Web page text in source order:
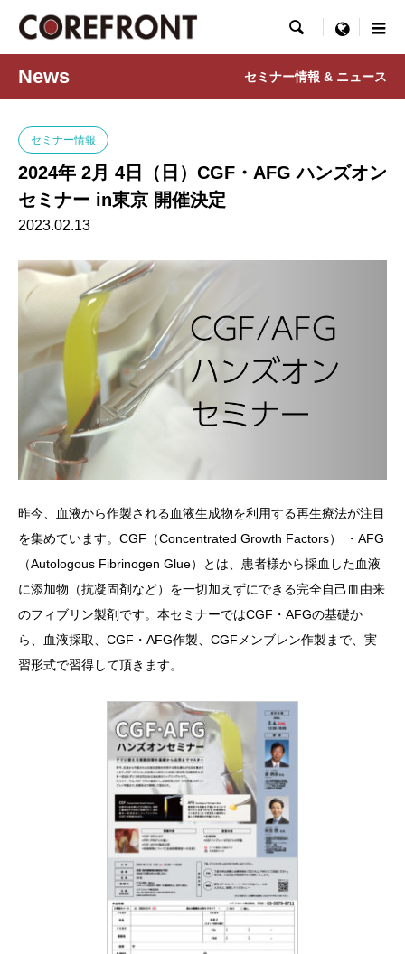
 menu
News セミナー情報 & ニュース
セミナー情報
2024年 2月 4日（日）CGF・AFG ハンズオン
セミナー in東京 開催決定
2023.02.13
昨今、血液から作製される血液生成物を利用する再生療法が注目
を集めています。CGF（Concentrated Growth Factors） ・AFG
（Autologous Fibrinogen Glue）とは、患者様から採血した血液
に添加物（抗凝固剤など）を一切加えずにできる完全自己血由来
のフィブリン製剤です。本セミナーではCGF・AFGの基礎か
ら、血液採取、CGF・AFG作製、CGFメンブレン作製まで、実
習形式で習得して頂きます。